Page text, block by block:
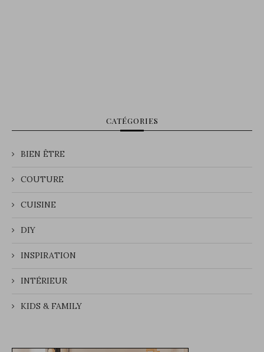
CATÉGORIES
BIEN ÊTRE
COUTURE
CUISINE
DIY
INSPIRATION
INTÉRIEUR
KIDS & FAMILY